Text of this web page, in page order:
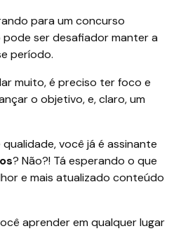
para um concurso
ser desafiador manter a
período.
muito, é preciso ter foco e
o objetivo, e, claro, um
você já é assinante
? Não?! Tá esperando o que
e mais atualizado conteúdo
aprender em qualquer lugar